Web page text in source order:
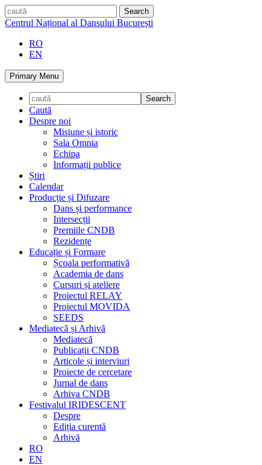
Skip
to
caută
Centrul Național al Dansului București
RO
EN
Primary Menu
Caută
Despre noi
Misiune și istoric
Sala Omnia
Echipa
Informații publice
Știri
Calendar
Producție și Difuzare
Dans și performance
Intersecții
Premiile CNDB
Rezidențe
Educație și Formare
Școala performativă
Academia de dans
Cursuri și ateliere
Proiectul RELAY
Proiectul MOVIDA
SEEDS
Mediatecă și Arhivă
Mediatecă
Publicații CNDB
Articole și interviuri
Proiecte de cercetare
Jurnal de dans
Arhiva CNDB
Festivalul IRIDESCENT
Despre
Ediția curentă
Arhivă
RO
EN